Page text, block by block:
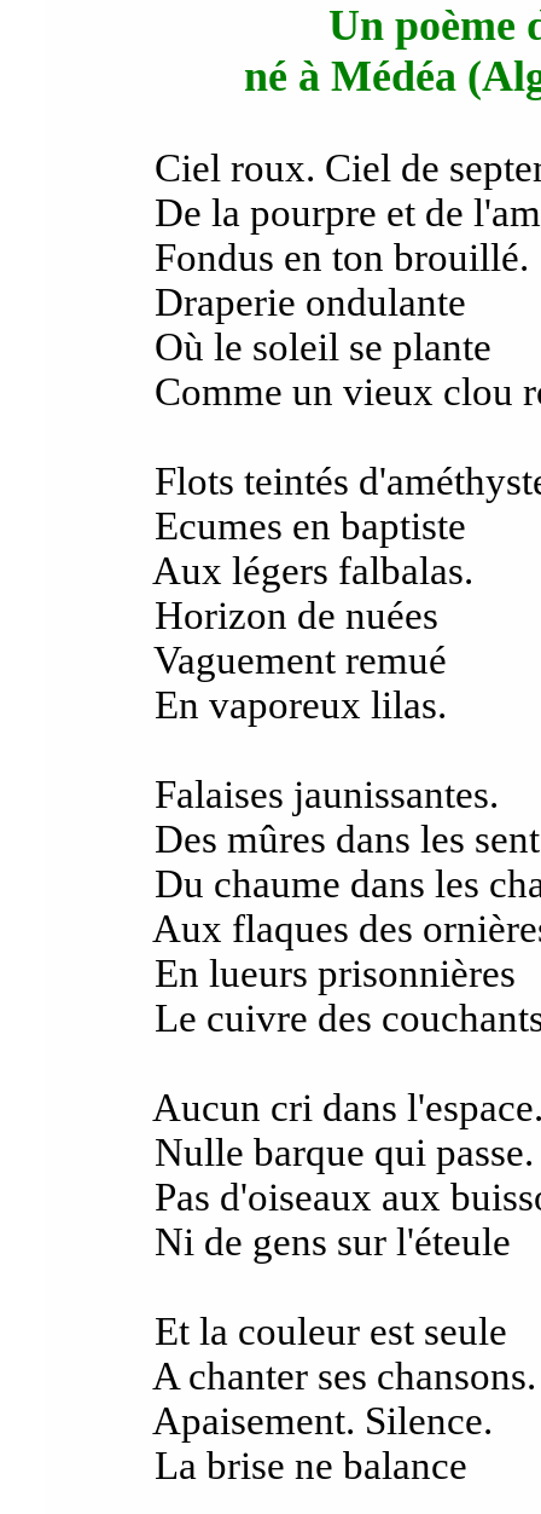
Un poème
né à Médéa
Ciel roux. Ciel de
De la pourpre et de
Fondus en ton brouillé.
Draperie ondulante
Où le soleil se plante
Comme un vieux clou
Flots teintés
Ecumes en baptiste
Aux légers falbalas.
Horizon de nuées
Vaguement remué
En vaporeux lilas.
Falaises jaunissantes.
Des mûres dans les
Du chaume dans les
Aux flaques des
En lueurs prisonnières
Le cuivre des
Aucun cri dans
Nulle barque qui passe.
Pas d'oiseaux aux
Ni de gens sur l'éteule
Et la couleur est seule
A chanter ses chansons.
Apaisement. Silence.
La brise ne balance